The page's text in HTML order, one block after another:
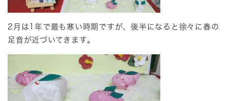
2月は1年で最も寒い時期ですが、後半になると徐々に春の
足音が近づいてきます。